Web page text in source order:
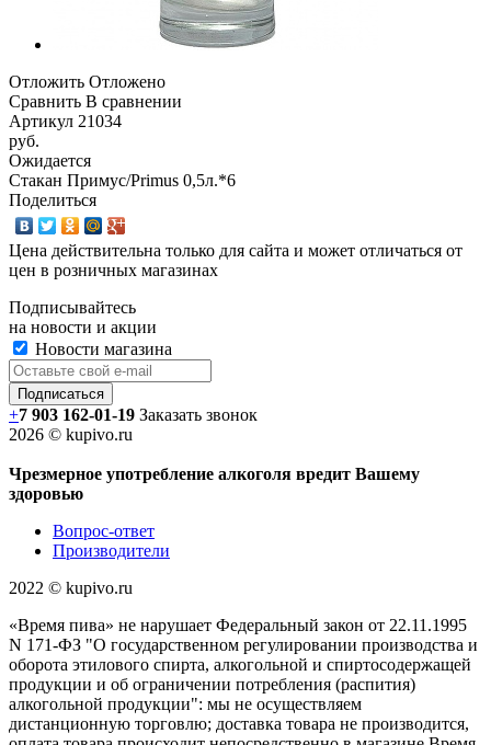
Отложить Отложено
Сравнить В сравнении
Артикул 21034
руб.
Ожидается
Стакан Примус/Primus 0,5л.*6
Поделиться
Цена действительна только для сайта и может отличаться от
цен в розничных магазинах
Подписывайтесь
на новости и акции
Новости магазина
+7 903 162-01-19 Заказать звонок
2026 © kupivo.ru
Чрезмерное употребление алкоголя вредит Вашему
здоровью
Вопрос-ответ
Производители
2022 ©️ kupivo.ru
«Время пива» не нарушает Федеральный закон от 22.11.1995
N 171-ФЗ "О государственном регулировании производства и
оборота этилового спирта, алкогольной и спиртосодержащей
продукции и об ограничении потребления (распития)
алкогольной продукции": мы не осуществляем
дистанционную торговлю; доставка товара не производится,